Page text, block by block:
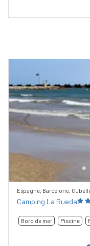
Previous
Espagne, Barcelone,
Camping La Rueda
Bord de mer Piscine